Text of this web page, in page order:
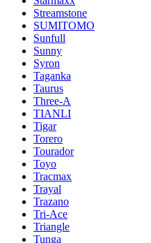
Streamstone
SUMITOMO
Sunfull
Sunny
Syron
Taganka
Taurus
Three-A
TIANLI
Tigar
Torero
Tourador
Toyo
Tracmax
Trayal
Trazano
Tri-Ace
Triangle
Tunga